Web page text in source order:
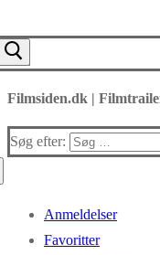
Filmsiden.dk |
Søg efter:
Anmeldelser
Favoritter